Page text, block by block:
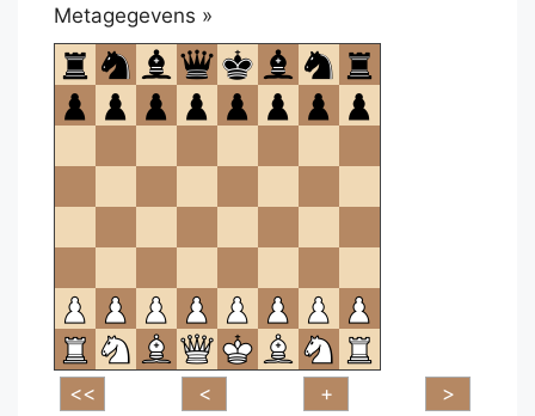
Metagegevens »
om
te
openen.